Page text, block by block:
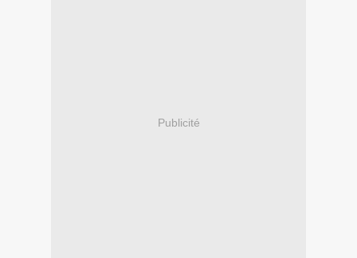
Publicité